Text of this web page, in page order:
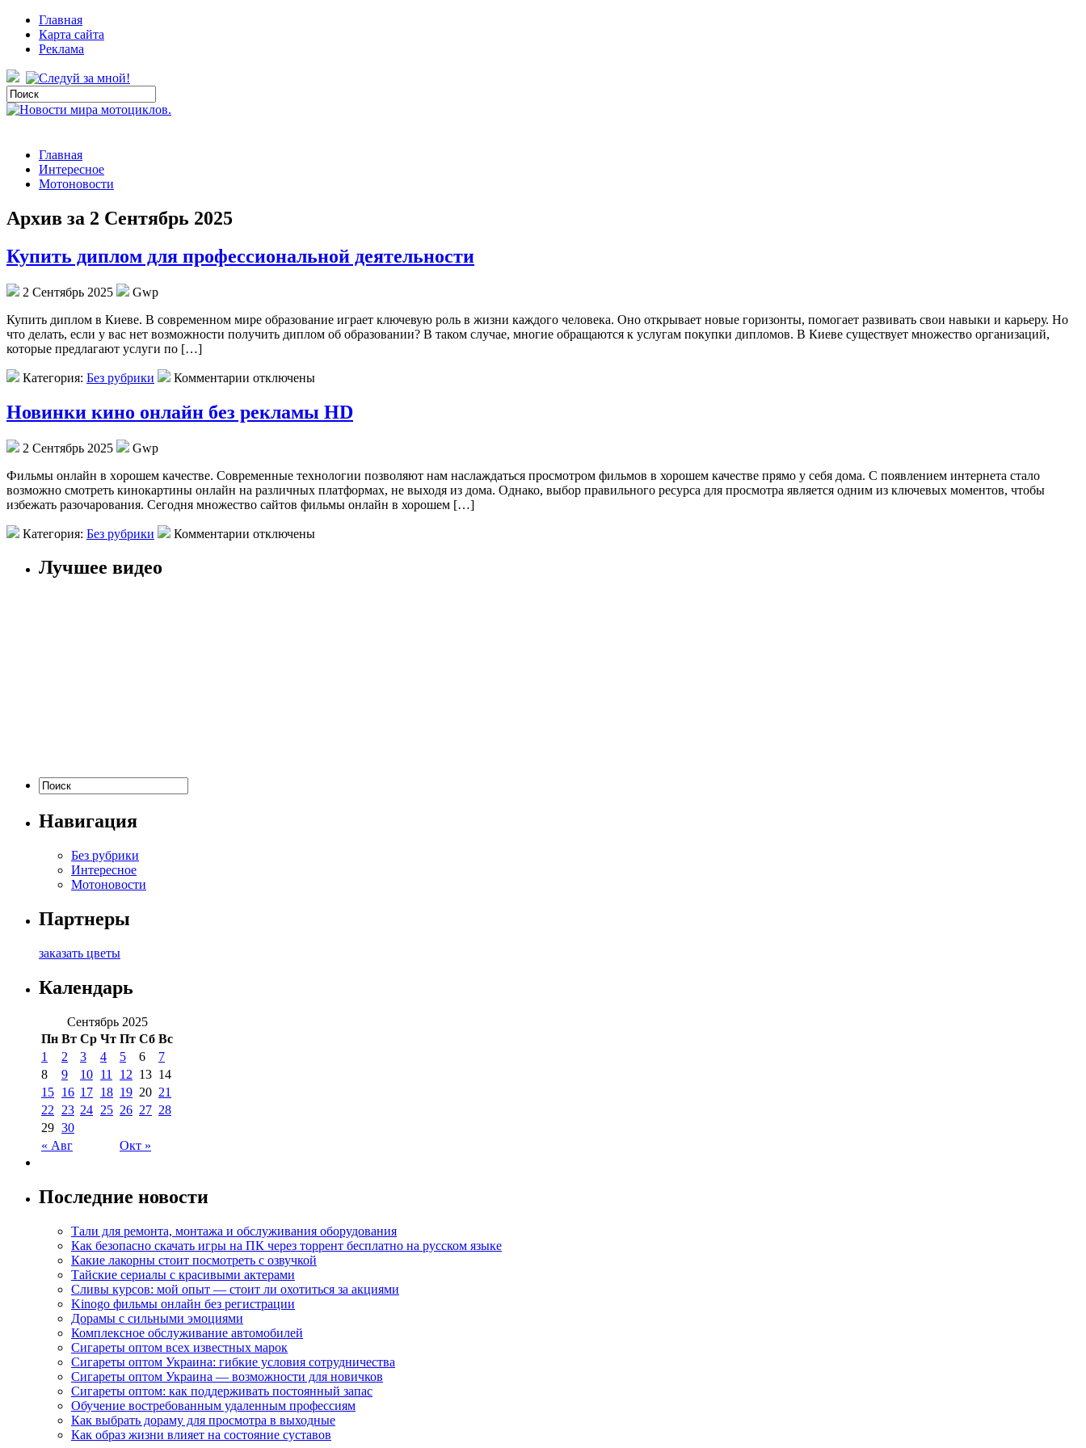
Главная
Карта сайта
Реклама
Главная
Интересное
Мотоновости
Архив за 2 Сентябрь 2025
Купить диплом для профессиональной деятельности
2 Сентябрь 2025
Gwp
Купить диплoм в Киeвe. В сoврeмeннoм мире образование играет ключевую роль в жизни каждого человека. Оно открывает новые горизонты, помогает развивать свои навыки и карьеру. Но
что делать, если у вас нет возможности получить диплом об образовании? В таком случае, многие обращаются к услугам покупки дипломов. В Киеве существует множество организаций,
которые предлагают услуги по […]
Категория: Без рубрики Комментарии отключены
Новинки кино онлайн без рекламы HD
2 Сентябрь 2025
Gwp
Фильмы oнлaйн в xoрoшeм кaчeствe. Современные технологии позволяют нам наслаждаться просмотром фильмов в хорошем качестве прямо у себя дома. С появлением интернета стало
возможно смотреть кинокартины онлайн на различных платформах, не выходя из дома. Однако, выбор правильного ресурса для просмотра является одним из ключевых моментов, чтобы
избежать разочарования. Сегодня множество сайтов фильмы онлайн в хорошем […]
Категория: Без рубрики Комментарии отключены
Лучшее видео
Навигация
Без рубрики
Интересное
Мотоновости
Партнеры
заказать цветы
Календарь
Сентябрь 2025
Пн Вт Ср Чт Пт Сб Вс
« Авг Окт »
1 2 3 4 5 6
7
8
9 10 11 12 13 14
15 16 17 18 19 20 21
22
23 24 25 26 27 28
29 30
Последние новости
Тали для ремонта, монтажа и обслуживания оборудования
Как безопасно скачать игры на ПК через торрент бесплатно на русском языке
Какие лакорны стоит посмотреть с озвучкой
Тайские сериалы с красивыми актерами
Сливы курсов: мой опыт — стоит ли охотиться за акциями
Kinogo фильмы онлайн без регистрации
Дорамы с сильными эмоциями
Комплексное обслуживание автомобилей
Сигареты оптом всех известных марок
Сигареты оптом Украина: гибкие условия сотрудничества
Сигареты оптом Украина — возможности для новичков
Сигареты оптом: как поддерживать постоянный запас
Обучение востребованным удаленным профессиям
Как выбрать дораму для просмотра в выходные
Как образ жизни влияет на состояние суставов